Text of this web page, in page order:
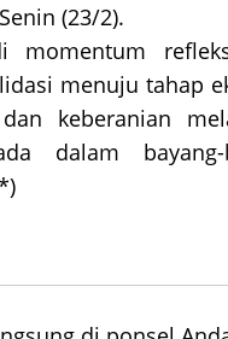
(23/2).
momentum
menuju tahap
keberanian
dalam bayang-